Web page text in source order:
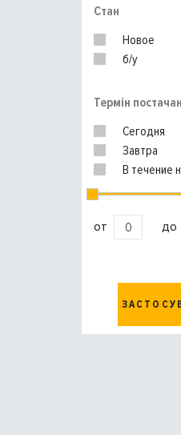
Стан
Новое
б/у
Термін
Сегодня
Завтра
В течение
от до